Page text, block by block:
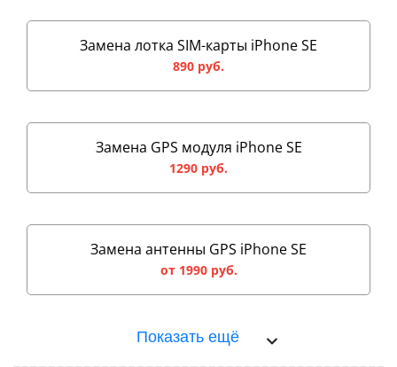
Замена лотка SIM-карты iPhone SE
890 руб.
Замена GPS модуля iPhone SE
1290 руб.
Замена антенны GPS iPhone SE
от 1990 руб.
Показать ещё